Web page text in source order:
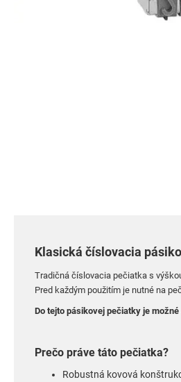
Klasická číslovacia
Tradičná číslovacia pečiatka s
Pred každým použitím je nutné na
Do tejto pásikovej pečiatky je
Prečo práve táto pečiatka?
Robustná kovová